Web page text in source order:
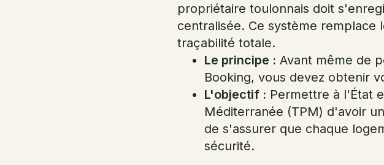
propriétaire toulonnais doit
centralisée. Ce système remplace
traçabilité totale.
Le principe : Avant même de
Booking, vous devez obtenir
L'objectif : Permettre à l'État
Méditerranée (TPM) d'avoir
de s'assurer que chaque
sécurité.